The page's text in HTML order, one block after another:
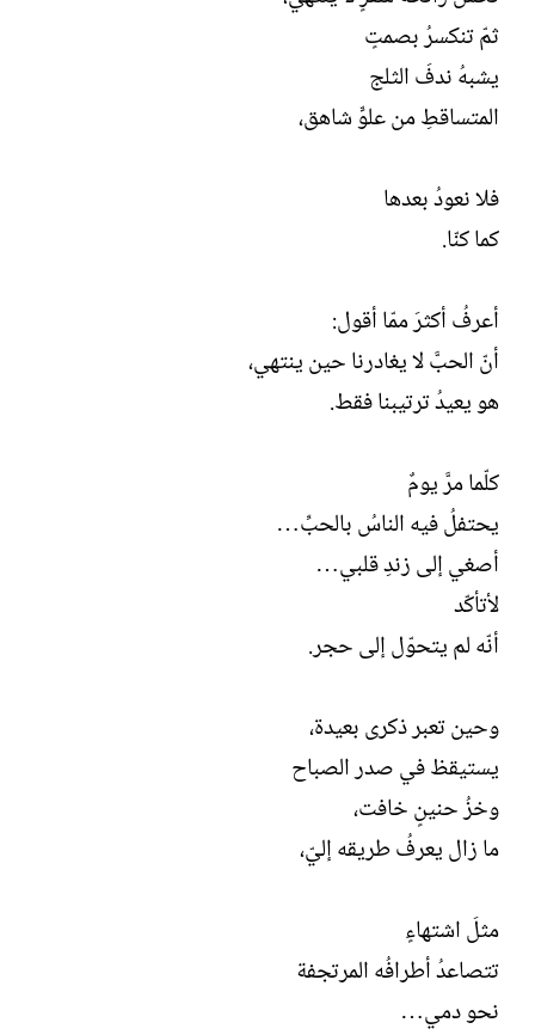
ثمّ تنكسرُ بصمتٍ
يشبهُ ندفَ الثلج
المتساقطِ من علوٍّ شاهق،
فلا نعودُ بعدها
كما كنّا.
أعرفُ أكثرَ ممّا أقول:
أنّ الحبَّ لا يغادرنا حين ينتهي،
هو يعيدُ ترتيبنا فقط.
كلّما مرَّ يومٌ
يحتفلُ فيه الناسُ بالحبِّ…
أصغي إلى زندِ قلبي…
لأتأكّد
أنّه لم يتحوّل إلى حجر.
وحين تعبر ذكرى بعيدة،
يستيقظ في صدر الصباح
وخزُ حنينٍ خافت،
ما زال يعرفُ طريقه إليّ،
مثلَ اشتهاءٍ
تتصاعدُ أطرافُه المرتجفة
نحو دمي…